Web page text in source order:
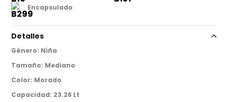
Encapsulado
Detalles
Género: Niña
Tamaño: Mediano
Color: Morado
Capacidad: 23.26 Lt